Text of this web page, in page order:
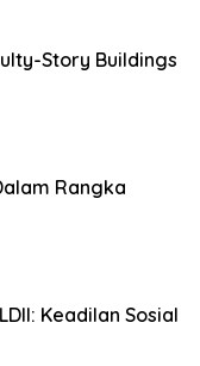
Story Buildings
Rangka
Keadilan Sosial